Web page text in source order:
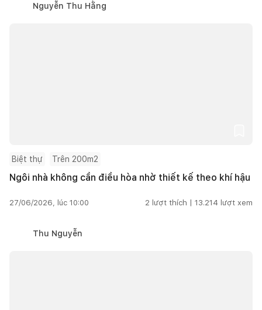
Nguyễn Thu Hằng
Biệt thự Trên 200m2
Ngôi nhà không cần điều hòa nhờ thiết kế theo khí hậu
27/06/2026, lúc 10:00 2 lượt thích | 13.214 lượt xem
Thu Nguyễn